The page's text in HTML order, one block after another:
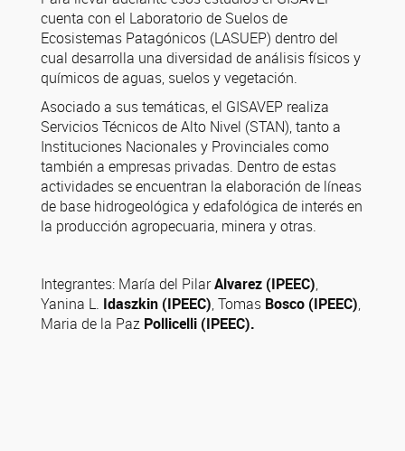
cuenta con el Laboratorio de Suelos de
Ecosistemas Patagónicos (LASUEP) dentro del
cual desarrolla una diversidad de análisis físicos y
químicos de aguas, suelos y vegetación.
Asociado a sus temáticas, el GISAVEP realiza
Servicios Técnicos de Alto Nivel (STAN), tanto a
Instituciones Nacionales y Provinciales como
también a empresas privadas. Dentro de estas
actividades se encuentran la elaboración de líneas
de base hidrogeológica y edafológica de interés en
la producción agropecuaria, minera y otras.
Integrantes: María del PilarAlvarez (IPEEC),
Yanina L. Idaszkin (IPEEC), Tomas Bosco (IPEEC),
Maria de la Paz Pollicelli (IPEEC).